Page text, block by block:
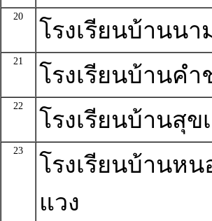
20
โรงเรียนบ้านนา
21
โรงเรียนบ้านคำ
22
โรงเรียนบ้านสุข
23
โรงเรียนบ้านห
แวง